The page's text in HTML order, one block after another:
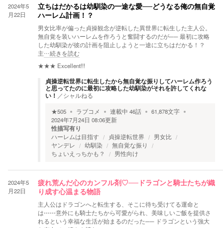
2024年5
月22日
立ちはだかるは幼馴染の一途な愛──どうなる俺の無自覚
ハーレム計画！？
男女比率が偏った貞操観念が逆転した異世界に転生した主人公。
無自覚を装いハーレムを作ろうと奮闘するのだが── 最初に攻略
した幼馴染が彼の計画を阻止しようと一途に立ちはだかる！？
主…続きを読む
★★★ Excellent!!!
貞操逆転世界に転生したから無自覚な振りしてハーレム作ろう
と思ってたのに最初に攻略した幼馴染がそれを許してくれな
い！ ／シャルねる
★505 ラブコメ 連載中 46話 61,878文字
2024年7月24日 08:06更新
性描写有り
ハーレムは目指す 貞操逆転世界
男女比
ヤンデレ
幼馴染
無自覚な振り
ちょいえっちかも？
男性向け
2024年5
月22日
疲れ荒んだ心のカンフル剤♡──ドラゴンと騎士たちが織
り成す心温まる物語
主人公はドラゴンへと転生する、そこに待ち受けてる運命と
は⋯⋯意外にも騎士たちから可愛がられ、美味しいご飯を提供さ
れるという幸福な生活が始まるのだった── ドラゴンという強大